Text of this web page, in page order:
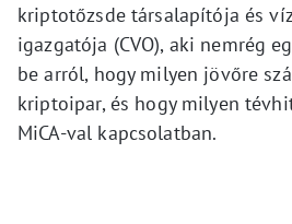
kriptotőzsde társalapítója és
igazgatója (CVO), aki nemrég
be arról, hogy milyen jövőre
kriptoipar, és hogy milyen
MiCA-val kapcsolatban.